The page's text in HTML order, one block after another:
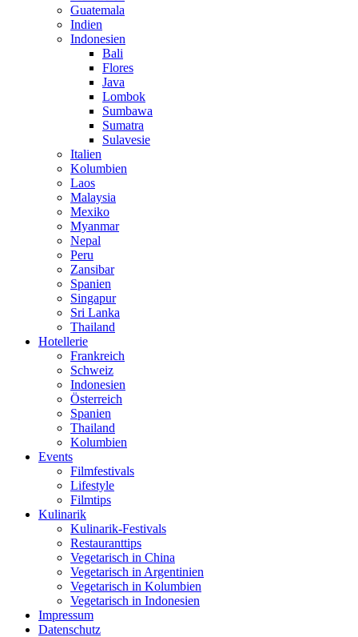
Guatemala
Indien
Indonesien
Bali
Flores
Java
Lombok
Sumbawa
Sumatra
Sulavesie
Italien
Kolumbien
Laos
Malaysia
Mexiko
Myanmar
Nepal
Peru
Zansibar
Spanien
Singapur
Sri Lanka
Thailand
Hotellerie
Frankreich
Schweiz
Indonesien
Österreich
Spanien
Thailand
Kolumbien
Events
Filmfestivals
Lifestyle
Filmtips
Kulinarik
Kulinarik-Festivals
Restauranttips
Vegetarisch in China
Vegetarisch in Argentinien
Vegetarisch in Kolumbien
Vegetarisch in Indonesien
Impressum
Datenschutz